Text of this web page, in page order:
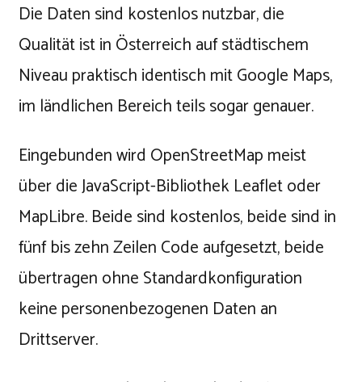
Die Daten sind kostenlos nutzbar, die
Qualität ist in Österreich auf städtischem
Niveau praktisch identisch mit Google Maps,
im ländlichen Bereich teils sogar genauer.
Eingebunden wird OpenStreetMap meist
über die JavaScript-Bibliothek Leaflet oder
MapLibre. Beide sind kostenlos, beide sind in
fünf bis zehn Zeilen Code aufgesetzt, beide
übertragen ohne Standardkonfiguration
keine personenbezogenen Daten an
Drittserver.